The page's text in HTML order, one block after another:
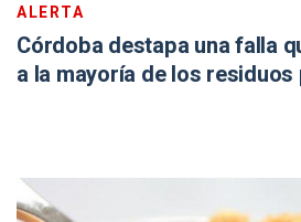
ALERTA
Córdoba destapa una falla
a la mayoría de los